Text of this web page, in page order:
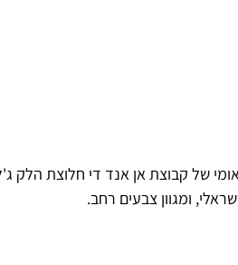
של קבוצת אן אנד די חלוצת הלק
ומגוון צבעים רחב.